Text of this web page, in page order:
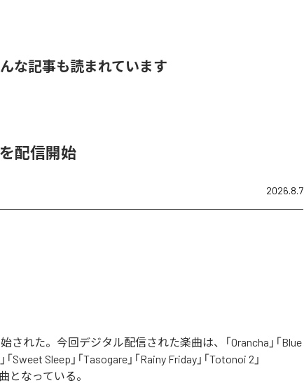
な記事も読まれています
を配信開始
2026.8.7
された。今回デジタル配信された楽曲は、「Orancha」「Blue
Sweet Sleep」「Tasogare」「Rainy Friday」「Totonoi 2」
となっている。